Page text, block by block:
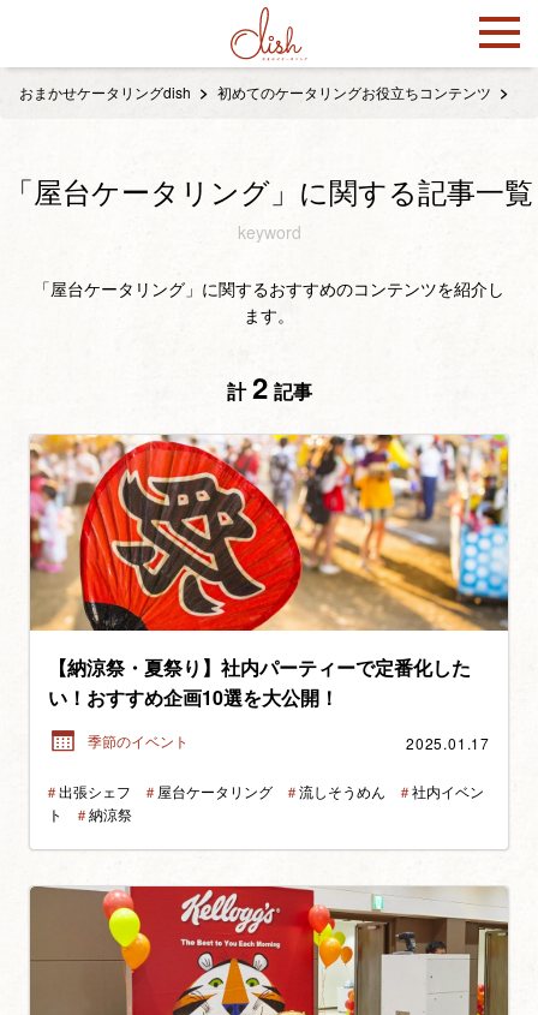
おまかせケータリングdish 初めてのケータリングお役立ちコンテンツ
「屋台ケータリング」に関する記事一覧
keyword
「屋台ケータリング」に関するおすすめのコンテンツを紹介し
ます。
計 2 記事
【納涼祭・夏祭り】社内パーティーで定番化した
い！おすすめ企画10選を大公開！
季節のイベント 2025.01.17
＃出張シェフ ＃屋台ケータリング ＃流しそうめん ＃社内イベン
ト
＃納涼祭